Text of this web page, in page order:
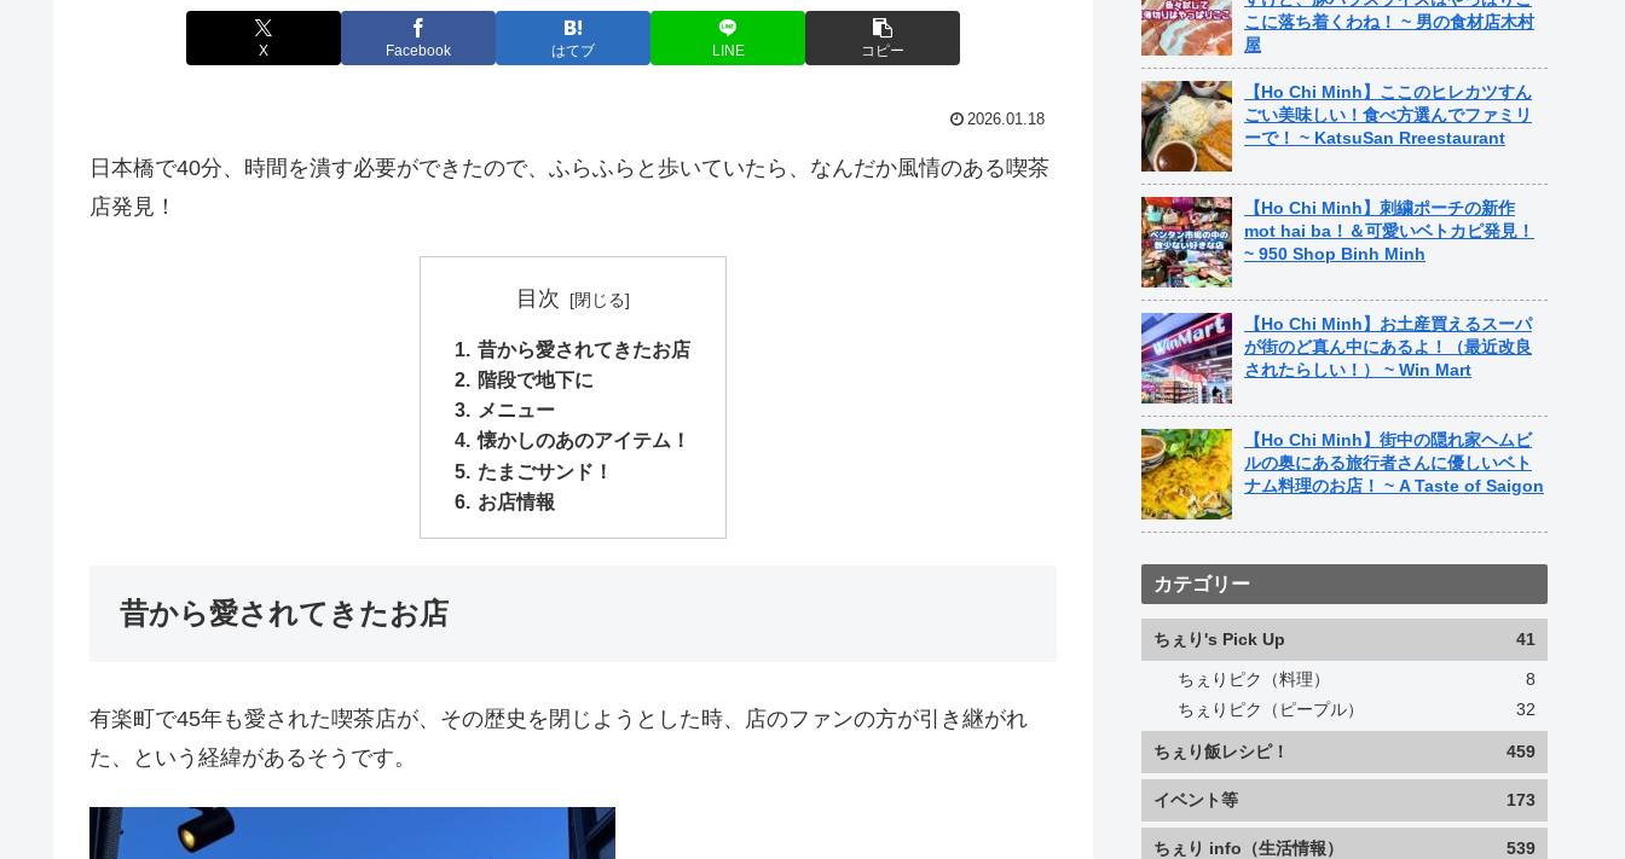
X Facebook はてブ LINE コピー
2026.01.18
日本橋で40分、時間を潰す必要ができたので、ふらふらと歩いていたら、なんだか風情のある喫茶
店発見！
目次
昔から愛されてきたお店
階段で地下に
メニュー
懐かしのあのアイテム！
たまごサンド！
お店情報
昔から愛されてきたお店
有楽町で45年も愛された喫茶店が、その歴史を閉じようとした時、店のファンの方が引き継がれ
た、という経緯があるそうです。
こに落ち着くわね！ ~ 男の食材店木村
屋
【Ho Chi Minh】ここのヒレカツすん
ごい美味しい！食べ方選んでファミリ
ーで！ ~ KatsuSan Rreestaurant
【Ho Chi Minh】刺繍ポーチの新作
mot hai ba！＆可愛いベトカピ発見！
~ 950 Shop Binh Minh
【Ho Chi Minh】お土産買えるスーパ
が街のど真ん中にあるよ！（最近改良
されたらしい！） ~ Win Mart
【Ho Chi Minh】街中の隠れ家ヘムビ
ルの奥にある旅行者さんに優しいベト
ナム料理のお店！ ~ A Taste of Saigon
カテゴリー
ちぇり's Pick Up 41
ちぇりピク（料理）
8
ちぇりピク（ピープル）
32
ちぇり飯レシピ！ 459
イベント等 173
ちぇり info（生活情報） 539